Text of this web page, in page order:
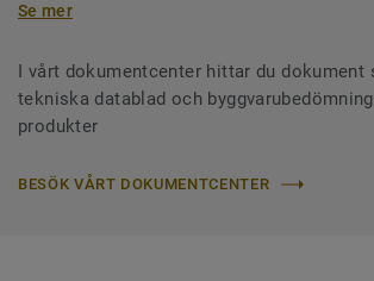
Se mer
I vårt dokumentcenter hittar du dokument
tekniska datablad och
produkter
BESÖK VÅRT DOKUMENTCENTER